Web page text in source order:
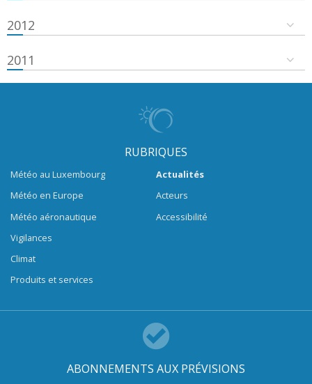
2012
2011
RUBRIQUES
Météo au Luxembourg
Météo en Europe
Météo aéronautique
Vigilances
Climat
Produits et services
Actualités
Acteurs
Accessibilité
ABONNEMENTS AUX PRÉVISIONS